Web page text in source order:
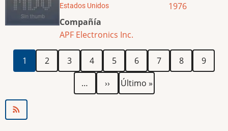
Estados Unidos
Compañía
APF Electronics Inc.
1976
Paginación
Página
actual
1 Página
2 Página
3 Página
4 Página
5 Página
6 Página
7 Página
8 Página
9
…
Siguiente
página
››
Última
página
Último »